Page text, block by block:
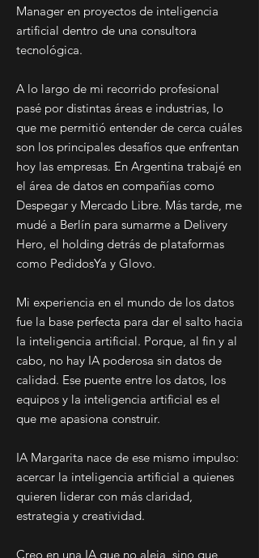
Manager en proyectos de inteligencia
artificial dentro de una consultora
tecnológica.
A lo largo de mi recorrido profesional
pasé por distintas áreas e industrias, lo
que me permitió entender de cerca cuáles
son los principales desafíos que enfrentan
hoy las empresas. En Argentina trabajé en
el área de datos en compañías como
Despegar y Mercado Libre. Más tarde, me
mudé a Berlín para sumarme a Delivery
Hero, el holding detrás de plataformas
como PedidosYa y Glovo.
Mi experiencia en el mundo de los datos
fue la base perfecta para dar el salto hacia
la inteligencia artificial. Porque, al fin y al
cabo, no hay IA poderosa sin datos de
calidad. Ese puente entre los datos, los
equipos y la inteligencia artificial es el
que me apasiona construir.
IA Margarita nace de ese mismo impulso:
acercar la inteligencia artificial a quienes
quieren liderar con más claridad,
estrategia y creatividad.
Creo en una IA que no aleja, sino que